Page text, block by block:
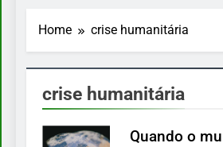
Home crise humanitária
crise humanitária
Quando o